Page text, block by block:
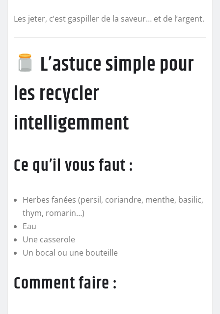
Les jeter, c’est gaspiller de la saveur… et de l’argent.
L’astuce simple pour
les recycler
intelligemment
Ce qu’il vous faut :
Herbes fanées (persil, coriandre, menthe, basilic,
thym, romarin…)
Eau
Une casserole
Un bocal ou une bouteille
Comment faire :